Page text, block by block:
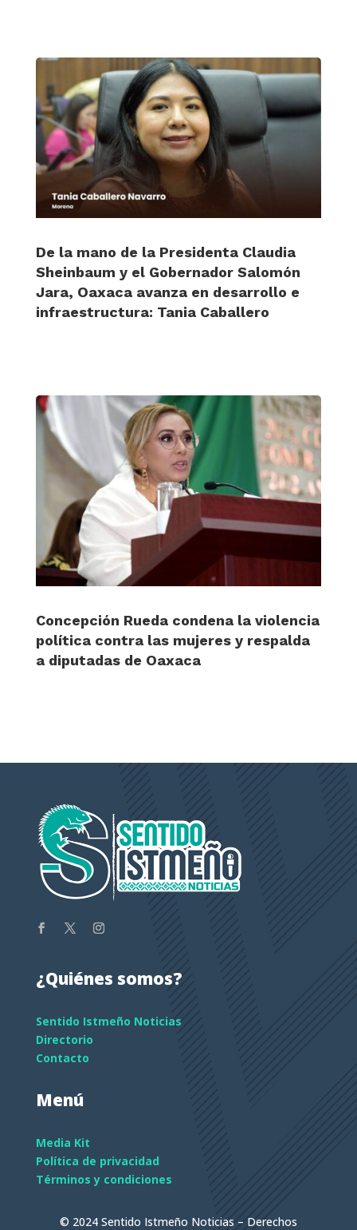
De la mano de la Presidenta Claudia
Sheinbaum y el Gobernador Salomón
Jara, Oaxaca avanza en desarrollo e
infraestructura: Tania Caballero
Concepción Rueda condena la violencia
política contra las mujeres y respalda
a diputadas de Oaxaca
¿Quiénes somos?
Sentido Istmeño Noticias
Directorio
Contacto
Menú
Media Kit
Política de privacidad
Términos y condiciones
© 2024 Sentido Istmeño Noticias – Derechos